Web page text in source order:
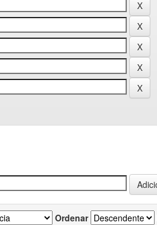
Ordenar